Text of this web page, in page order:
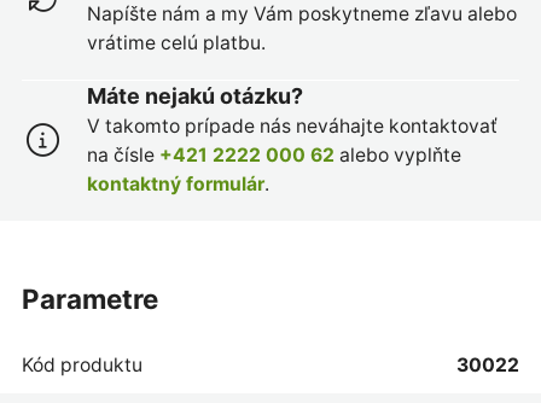
Napíšte nám a my Vám poskytneme zľavu alebo
vrátime celú platbu.
Máte nejakú otázku?
V takomto prípade nás neváhajte kontaktovať
na čísle +421 2222 000 62 alebo vyplňte
kontaktný formulár.
parametre
Kód produktu 30022